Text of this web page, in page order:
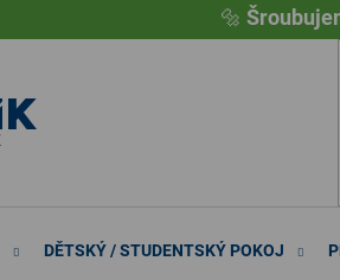
🔩
DĚTSKÝ / STUDENTSKÝ POKOJ